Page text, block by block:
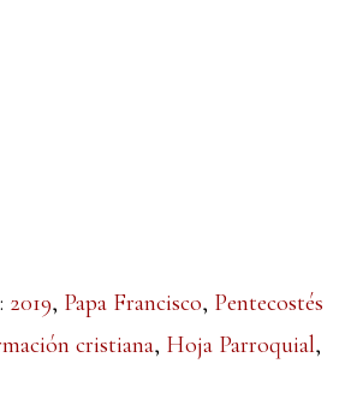
2019, Papa Francisco, Pentecostés
cristiana, Hoja Parroquial,